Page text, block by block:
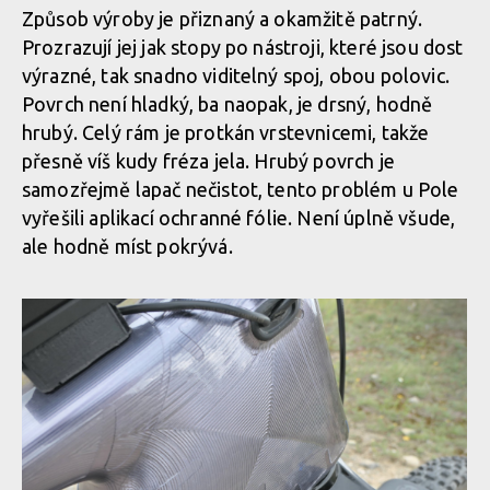
Finská vlajka nechybí ani na sedlové trubce
Finská vlajka nechybí ani na sedlové trubce
Finská vlajka nechybí ani na sedlové trubce
Finská vlajka nechybí ani na sedlové trubce
Finská vlajka nechybí ani na sedlové trubce
Oversize ložiska zaručí dostatečnou tuhost i při nestandardním
tvaru rámu
Oversize ložiska zaručí dostatečnou tuhost i při nestandardním
tvaru rámu
Oversize ložiska zaručí dostatečnou tuhost i při nestandardním
tvaru rámu
Oversize ložiska zaručí dostatečnou tuhost i při nestandardním
tvaru rámu
Způsob výroby je přiznaný a okamžitě patrný.
Prozrazují jej jak stopy po nástroji, které jsou dost
výrazné, tak snadno viditelný spoj, obou polovic.
Povrch není hladký, ba naopak, je drsný, hodně
hrubý. Celý rám je protkán vrstevnicemi, takže
přesně víš kudy fréza jela. Hrubý povrch je
samozřejmě lapač nečistot, tento problém u Pole
vyřešili aplikací ochranné fólie. Není úplně všude,
ale hodně míst pokrývá.